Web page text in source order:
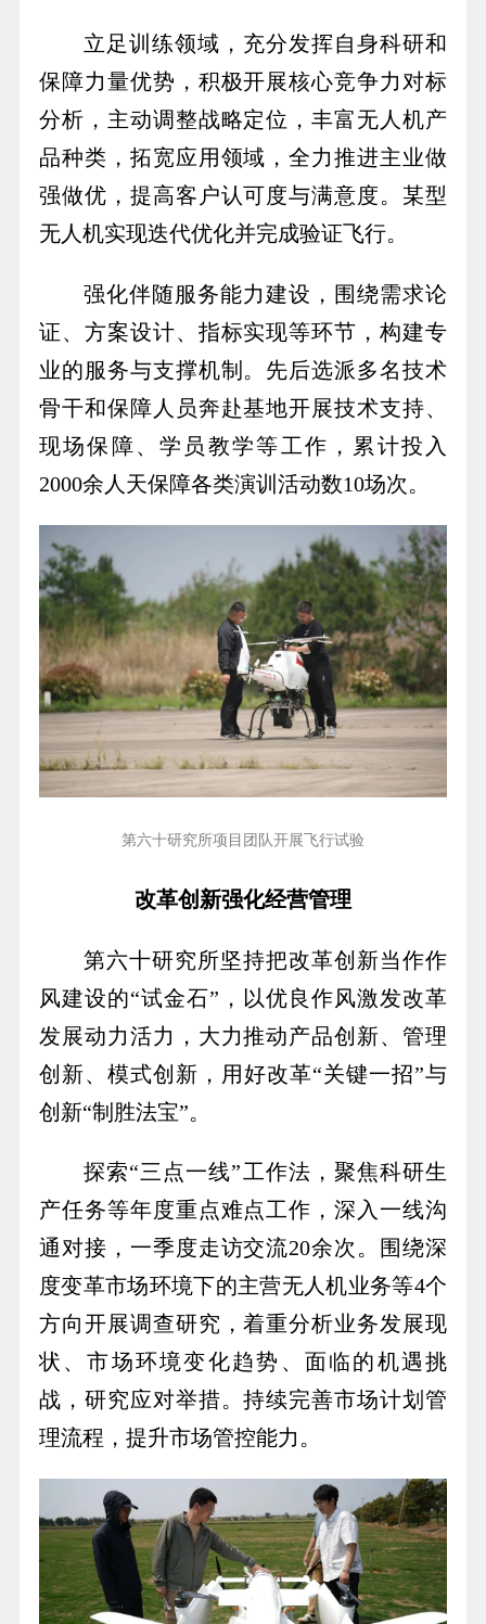
立足训练领域，充分发挥自身科研和
保障力量优势，积极开展核心竞争力对标
分析，主动调整战略定位，丰富无人机产
品种类，拓宽应用领域，全力推进主业做
强做优，提高客户认可度与满意度。某型
无人机实现迭代优化并完成验证飞行。
强化伴随服务能力建设，围绕需求论
证、方案设计、指标实现等环节，构建专
业的服务与支撑机制。先后选派多名技术
骨干和保障人员奔赴基地开展技术支持、
现场保障、学员教学等工作，累计投入
2000余人天保障各类演训活动数10场次。
第六十研究所项目团队开展飞行试验
改革创新强化经营管理
第六十研究所坚持把改革创新当作作
风建设的“试金石”，以优良作风激发改革
发展动力活力，大力推动产品创新、管理
创新、模式创新，用好改革“关键一招”与
创新“制胜法宝”。
探索“三点一线”工作法，聚焦科研生
产任务等年度重点难点工作，深入一线沟
通对接，一季度走访交流20余次。围绕深
度变革市场环境下的主营无人机业务等4个
方向开展调查研究，着重分析业务发展现
状、市场环境变化趋势、面临的机遇挑
战，研究应对举措。持续完善市场计划管
理流程，提升市场管控能力。